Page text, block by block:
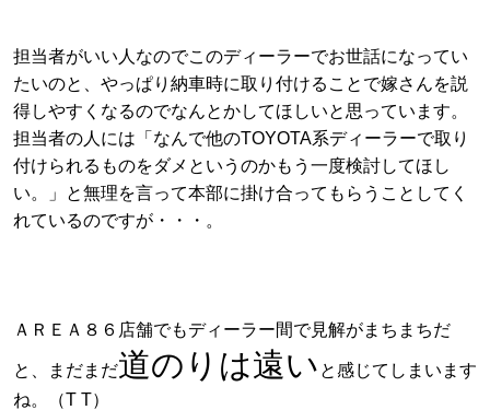
担当者がいい人なのでこのディーラーでお世話になってい
たいのと、やっぱり納車時に取り付けることで嫁さんを説
得しやすくなるのでなんとかしてほしいと思っています。
担当者の人には「なんで他のTOYOTA系ディーラーで取り
付けられるものをダメというのかもう一度検討してほし
い。」と無理を言って本部に掛け合ってもらうことしてく
れているのですが・・・。
ＡＲＥＡ８６店舗でもディーラー間で見解がまちまちだ
と、まだまだ道のりは遠い と感じてしまいます
ね。（T T）